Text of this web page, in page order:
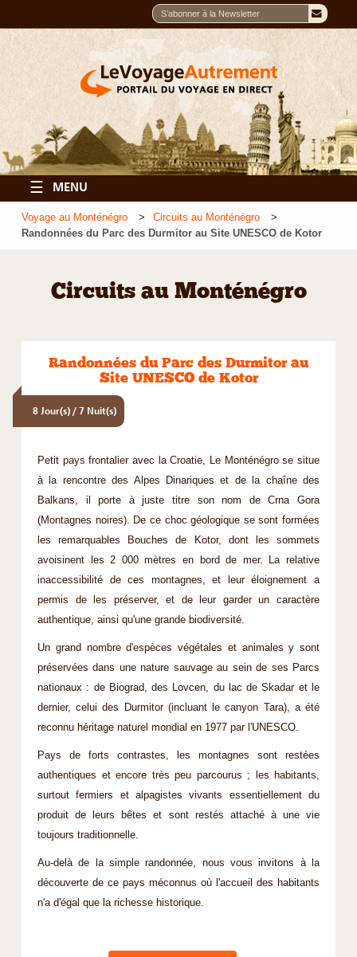
☰ MENU
Voyage au Monténégro
Circuits au Monténégro
Randonnées du Parc des Durmitor au Site UNESCO de Kotor
Circuits au Monténégro
Randonnées du Parc des Durmitor au
Site UNESCO de Kotor
8 Jour(s) / 7 Nuit(s)
Petit pays frontalier avec la Croatie, Le Monténégro se situe
à la rencontre des Alpes Dinariques et de la chaîne des
Balkans, il porte à juste titre son nom de Crna Gora
(Montagnes noires). De ce choc géologique se sont formées
les remarquables Bouches de Kotor, dont les sommets
avoisinent les 2 000 mètres en bord de mer. La relative
inaccessibilité de ces montagnes, et leur éloignement a
permis de les préserver, et de leur garder un caractère
authentique, ainsi qu'une grande biodiversité.
Un grand nombre d'espèces végétales et animales y sont
préservées dans une nature sauvage au sein de ses Parcs
nationaux : de Biograd, des Lovcen, du lac de Skadar et le
dernier, celui des Durmitor (incluant le canyon Tara), a été
reconnu héritage naturel mondial en 1977 par l'UNESCO.
Pays de forts contrastes, les montagnes sont restées
authentiques et encore très peu parcourus ; les habitants,
surtout fermiers et alpagistes vivants essentiellement du
produit de leurs bêtes et sont restés attaché à une vie
toujours traditionnelle.
Au-delà de la simple randonnée, nous vous invitons à la
découverte de ce pays méconnus où l'accueil des habitants
n'a d'égal que la richesse historique.